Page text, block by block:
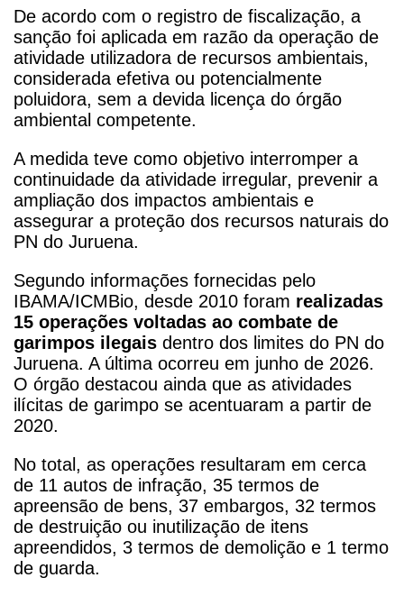
De acordo com o registro de fiscalização, a
sanção foi aplicada em razão da operação de
atividade utilizadora de recursos ambientais,
considerada efetiva ou potencialmente
poluidora, sem a devida licença do órgão
ambiental competente.
A medida teve como objetivo interromper a
continuidade da atividade irregular, prevenir a
ampliação dos impactos ambientais e
assegurar a proteção dos recursos naturais do
PN do Juruena.
Segundo informações fornecidas pelo
IBAMA/ICMBio, desde 2010 foram realizadas
15 operações voltadas ao combate de
garimpos ilegais dentro dos limites do PN do
Juruena. A última ocorreu em junho de 2026.
O órgão destacou ainda que as atividades
ilícitas de garimpo se acentuaram a partir de
2020.
No total, as operações resultaram em cerca
de 11 autos de infração, 35 termos de
apreensão de bens, 37 embargos, 32 termos
de destruição ou inutilização de itens
apreendidos, 3 termos de demolição e 1 termo
de guarda.